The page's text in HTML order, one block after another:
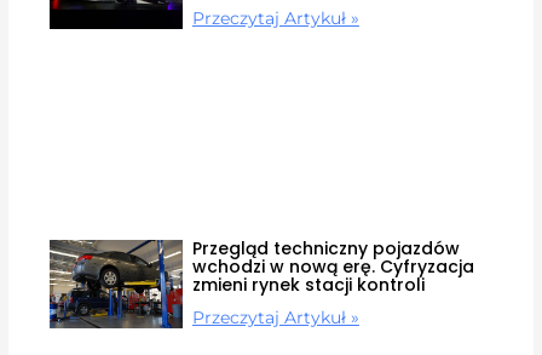
Przeczytaj Artykuł »
Przegląd techniczny pojazdów
wchodzi w nową erę. Cyfryzacja
zmieni rynek stacji kontroli
Przeczytaj Artykuł »